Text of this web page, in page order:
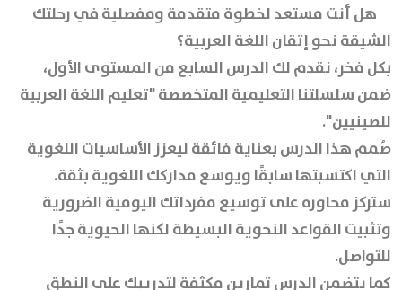
هل أنت مستعد لخطوة متقدمة ومفصلية في رحلتك
الشيقة نحو إتقان اللغة العربية؟
بكل فخر، نقدم لك الدرس السابع من المستوى الأول،
ضمن سلسلتنا التعليمية المتخصصة "تعليم اللغة العربية
للصينيين".
صُمم هذا الدرس بعناية فائقة ليعزز الأساسيات اللغوية
التي اكتسبتها سابقًا ويوسع مداركك اللغوية بثقة.
ستركز محاوره على توسيع مفرداتك اليومية الضرورية
وتثبيت القواعد النحوية البسيطة لكنها الحيوية جدًا
للتواصل.
كما يتضمن الدرس تمارين مكثفة لتدريبك على النطق